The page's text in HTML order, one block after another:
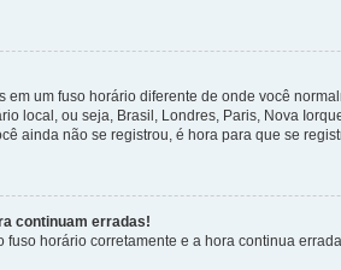
em um fuso horário diferente de onde você
local, ou seja, Brasil, Londres, Paris, Nova
ainda não se registrou, é hora para que se
continuam erradas!
horário corretamente e a hora continua